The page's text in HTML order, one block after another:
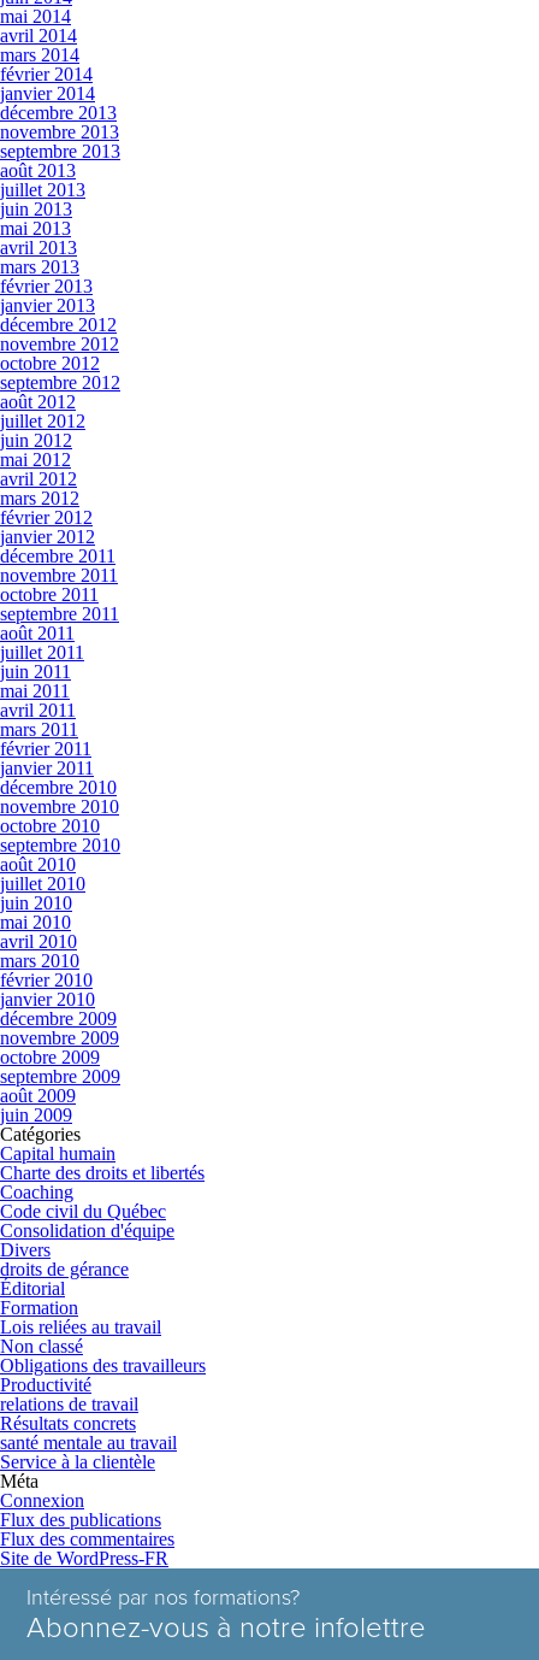
mai 2014
avril 2014
mars 2014
février 2014
janvier 2014
décembre 2013
novembre 2013
septembre 2013
août 2013
juillet 2013
juin 2013
mai 2013
avril 2013
mars 2013
février 2013
janvier 2013
décembre 2012
novembre 2012
octobre 2012
septembre 2012
août 2012
juillet 2012
juin 2012
mai 2012
avril 2012
mars 2012
février 2012
janvier 2012
décembre 2011
novembre 2011
octobre 2011
septembre 2011
août 2011
juillet 2011
juin 2011
mai 2011
avril 2011
mars 2011
février 2011
janvier 2011
décembre 2010
novembre 2010
octobre 2010
septembre 2010
août 2010
juillet 2010
juin 2010
mai 2010
avril 2010
mars 2010
février 2010
janvier 2010
décembre 2009
novembre 2009
octobre 2009
septembre 2009
août 2009
juin 2009
Catégories
Capital humain
Charte des droits et libertés
Coaching
Code civil du Québec
Consolidation d'équipe
Divers
droits de gérance
Éditorial
Formation
Lois reliées au travail
Non classé
Obligations des travailleurs
Productivité
relations de travail
Résultats concrets
santé mentale au travail
Service à la clientèle
Méta
Connexion
Flux des publications
Flux des commentaires
Site de WordPress-FR
Intéressé par nos formations?
Abonnez-vous à notre infolettre